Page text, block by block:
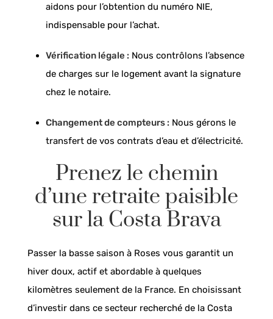
aidons pour l’obtention du numéro NIE,
indispensable pour l’achat.
Vérification légale : Nous contrôlons l’absence
de charges sur le logement avant la signature
chez le notaire.
Changement de compteurs : Nous gérons le
transfert de vos contrats d’eau et d’électricité.
Prenez le chemin
d’une retraite paisible
sur la Costa Brava
Passer la basse saison à Roses vous garantit un
hiver doux, actif et abordable à quelques
kilomètres seulement de la France. En choisissant
d’investir dans ce secteur recherché de la Costa